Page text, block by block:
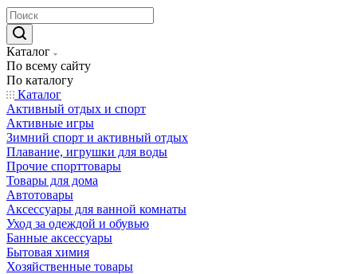
Каталог
По всему сайту
По каталогу
Каталог
Активный отдых и спорт
Активные игры
Зимний спорт и активный отдых
Плавание, игрушки для воды
Прочие спорттовары
Товары для дома
Автотовары
Аксессуары для ванной комнаты
Уход за одеждой и обувью
Банные аксессуары
Бытовая химия
Хозяйственные товары